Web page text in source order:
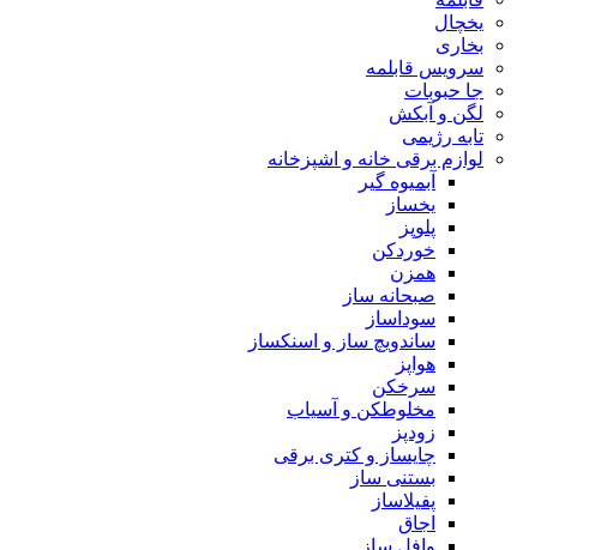
یخچال
بخاری
سرویس قابلمه
جا حبوبات
لگن و آبکش
تابه رژیمی
لوازم برقی خانه و اشپزخانه
آبمیوه گیر
یخساز
پلوپز
خوردکن
همزن
صبحانه ساز
سوداساز
ساندویچ ساز و اسنکساز
هواپز
سرخکن
مخلوطکن و آسیاب
زودپز
چایساز و کتری برقی
بستنی ساز
پفیلاساز
اجاق
وافل ساز